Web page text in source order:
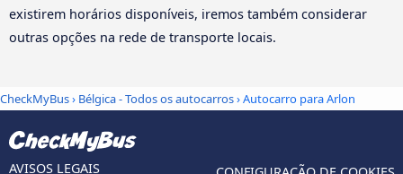
existirem horários disponíveis, iremos também considerar
outras opções na rede de transporte locais.
CheckMyBus› Bélgica - Todos os autocarros› Autocarro para Arlon
AVISOS LEGAIS